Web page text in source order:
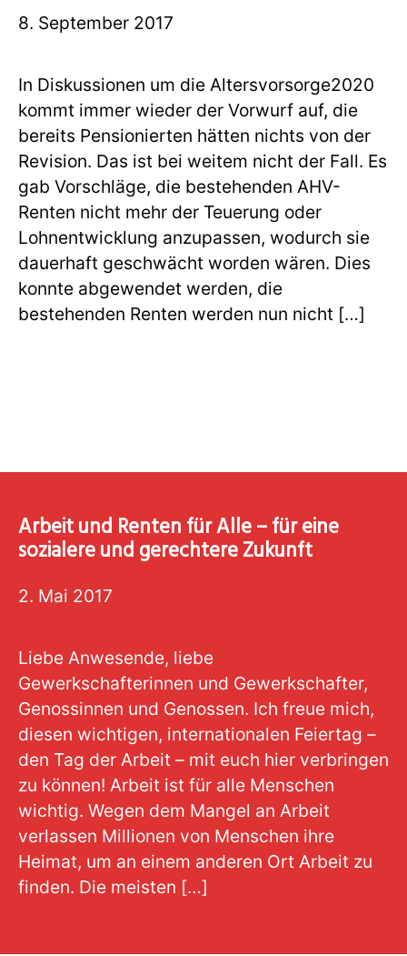
8. September 2017
In Diskussionen um die Altersvorsorge2020
kommt immer wieder der Vorwurf auf, die
bereits Pensionierten hätten nichts von der
Revision. Das ist bei weitem nicht der Fall. Es
gab Vorschläge, die bestehenden AHV-
Renten nicht mehr der Teuerung oder
Lohnentwicklung anzupassen, wodurch sie
dauerhaft geschwächt worden wären. Dies
konnte abgewendet werden, die
bestehenden Renten werden nun nicht […]
Arbeit und Renten für Alle – für eine
sozialere und gerechtere Zukunft
2. Mai 2017
Liebe Anwesende, liebe
Gewerkschafterinnen und Gewerkschafter,
Genossinnen und Genossen. Ich freue mich,
diesen wichtigen, internationalen Feiertag –
den Tag der Arbeit – mit euch hier verbringen
zu können! Arbeit ist für alle Menschen
wichtig. Wegen dem Mangel an Arbeit
verlassen Millionen von Menschen ihre
Heimat, um an einem anderen Ort Arbeit zu
finden. Die meisten […]